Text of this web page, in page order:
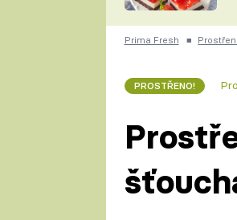
Prima Fresh ■
PROSTŘENO!